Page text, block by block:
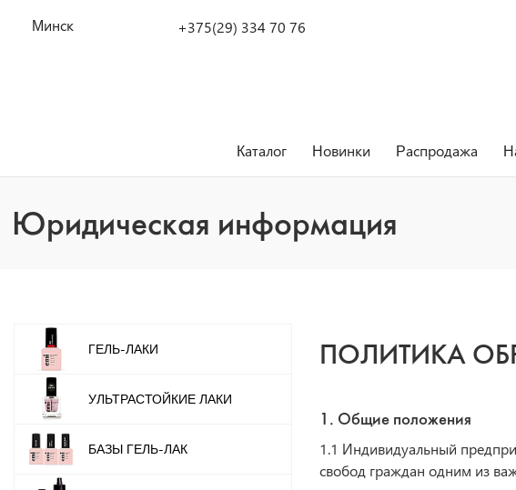
Минск +375(29) 334 70 76
Каталог Новинки Распродажа
Юридическая информация
ПОЛИТИКА
1. Общие положения
1.1 Индивидуальный
свобод граждан одним из
ГЕЛЬ-ЛАКИ
УЛЬТРАСТОЙКИЕ ЛАКИ
БАЗЫ ГЕЛЬ-ЛАК